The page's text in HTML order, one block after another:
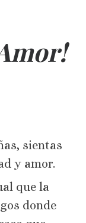
sientas
y amor.
que la
donde